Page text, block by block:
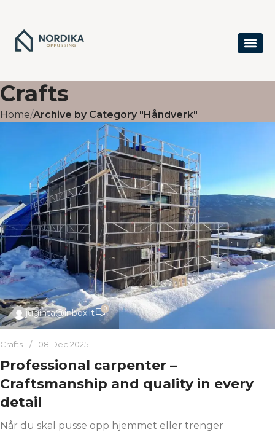
Crafts
Home Archive by Category "Håndverk"
juginta@inbox.lt 0
Crafts 08 Dec 2025
Professional carpenter –
Craftsmanship and quality in every
detail
Når du skal pusse opp hjemmet eller trenger